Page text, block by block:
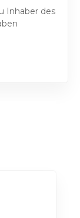
Inhaber des